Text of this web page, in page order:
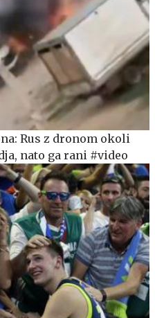
Rus z dronom okoli
nato ga rani #video